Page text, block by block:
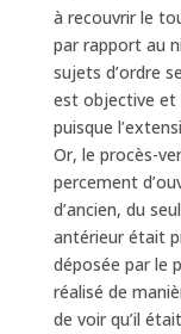
à recouvrir le
par rapport au
sujets d’ordre
est objective et
puisque
Or, le procès-
percement
d’ancien, du
antérieur était
déposée par le
réalisé de
de voir qu’il